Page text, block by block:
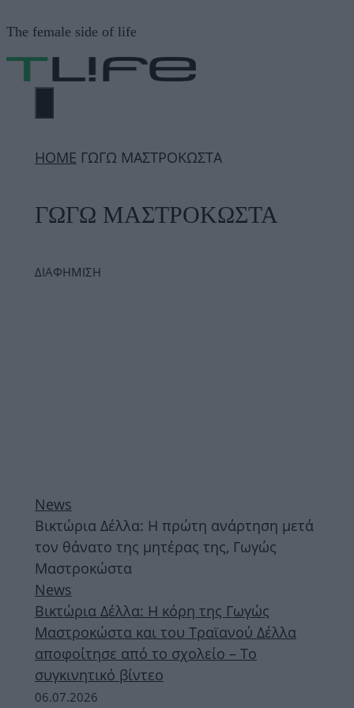
σε
περιεχόμενο
The female side of life
ΜΕΝΟΎ
ΗΟΜΕ ΓΩΓΩ ΜΑΣΤΡΟΚΩΣΤΑ
ΓΩΓΩ ΜΑΣΤΡΟΚΩΣΤΑ
ΔΙΑΦΗΜΙΣΗ
News
Βικτώρια Δέλλα: Η πρώτη ανάρτηση μετά
τον θάνατο της μητέρας της, Γωγώς
Μαστροκώστα
News
Βικτώρια Δέλλα: Η κόρη της Γωγώς
Μαστροκώστα και του Τραϊανού Δέλλα
αποφοίτησε από το σχολείο – Το
συγκινητικό βίντεο
06.07.2026